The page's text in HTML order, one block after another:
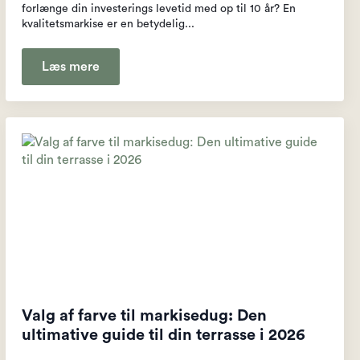
forlænge din investerings levetid med op til 10 år? En
kvalitetsmarkise er en betydelig...
Læs mere
Valg af farve til markisedug: Den
ultimative guide til din terrasse i 2026